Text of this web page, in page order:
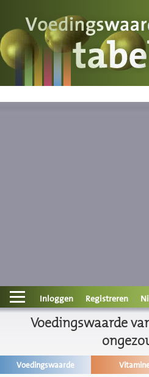
Voedingswaarde
Wat is wat?
Contact
Informatie
Inloggen Registreren
Voedingswaarde
Voedingswaarde